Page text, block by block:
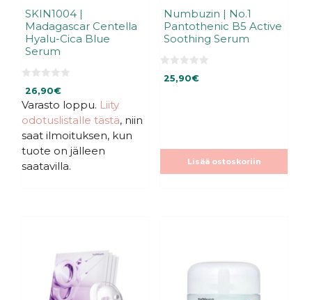
SKIN1004 |
Madagascar Centella
Hyalu-Cica Blue
Serum
5
:
s
t
26,90€
Varasto loppu. Liity
odotuslistalle tästä, niin
saat ilmoituksen, kun
tuote on jälleen
saatavilla.
Numbuzin | No.1
Pantothenic B5 Active
Soothing Serum
525,90€
Lisää ostoskoriin